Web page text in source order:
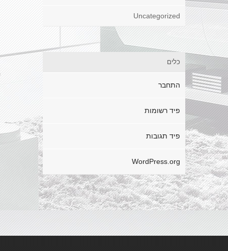
Uncategorized
כלים
התחבר
פיד רשומות
פיד תגובות
WordPress.org